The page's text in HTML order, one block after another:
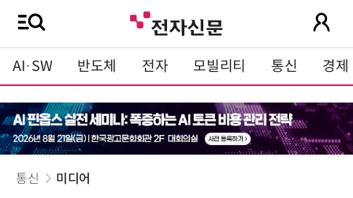
AI·SW 반도체 전자 모빌리티 통신 경제
통신 미디어